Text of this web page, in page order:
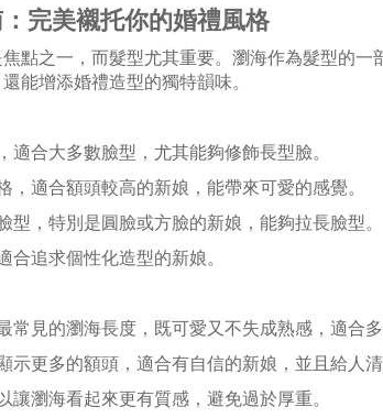
完美襯托你的婚禮風格
點之一，而髮型尤其重要。瀏海作為髮型的
能增添婚禮造型的獨特韻味。
適合大多數臉型，尤其能夠修飾長型臉。
，適合額頭較高的新娘，能帶來可愛的感覺。
型，特別是圓臉或方臉的新娘，能夠拉長臉型。
合追求個性化造型的新娘。
常見的瀏海長度，既可愛又不失成熟感，適合多
示更多的額頭，適合有自信的新娘，並且給人清
讓瀏海看起來更有質感，避免過於厚重。